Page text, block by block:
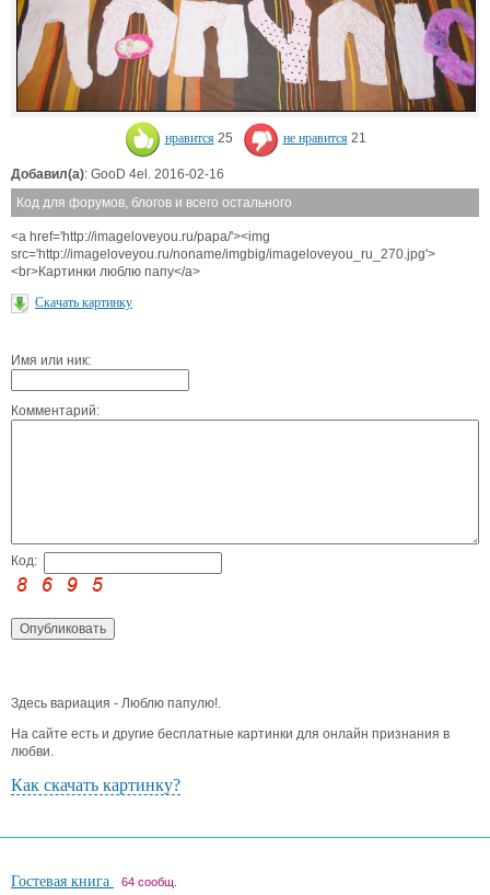
нравится 25 не нравится 21
Добавил(а): GooD 4el. 2016-02-16
Код для форумов, блогов и всего остального
<a href='http://imageloveyou.ru/papa/'><img
src='http://imageloveyou.ru/noname/imgbig/imageloveyou_ru_270.jpg'>
<br>Картинки люблю папу</a>
Скачать картинку
Имя или ник:
Комментарий:
Код:
Здесь вариация - Люблю папулю!.
На сайте есть и другие бесплатные картинки для онлайн признания в
любви.
Как скачать картинку?
Гостевая книга 64 сообщ.